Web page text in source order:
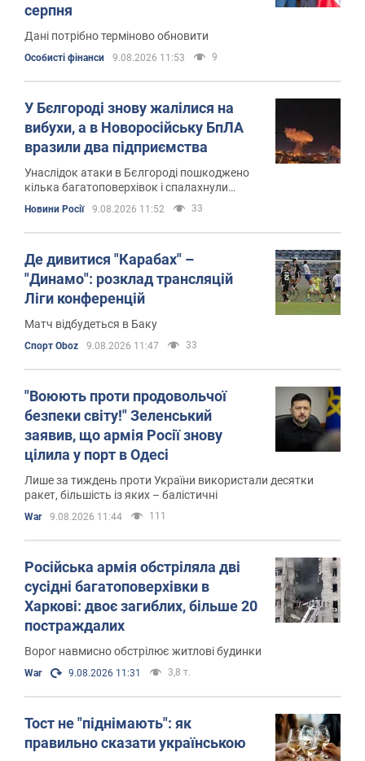
серпня
Дані потрібно терміново обновити
Особисті фінанси 9.08.2026 11:53 9
У Бєлгороді знову жалілися на
вибухи, а в Новоросійську БпЛА
вразили два підприємства
Унаслідок атаки в Бєлгороді пошкоджено
кілька багатоповерхівок і спалахнули
Новини Росії 9.08.2026 11:52 33
Де дивитися "Карабах" –
"Динамо": розклад трансляцій
Ліги конференцій
Матч відбудеться в Баку
Спорт Oboz 9.08.2026 11:47 33
"Воюють проти продовольчої
безпеки світу!" Зеленський
заявив, що армія Росії знову
цілила у порт в Одесі
Лише за тиждень проти України використали десятки
ракет, більшість із яких – балістичні
War 9.08.2026 11:44 111
Російська армія обстріляла дві
сусідні багатоповерхівки в
Харкові: двоє загиблих, більше 20
постраждалих
Ворог навмисно обстрілює житлові будинки
War 9.08.2026 11:31 3,8 т.
Тост не "піднімають": як
правильно сказати українською